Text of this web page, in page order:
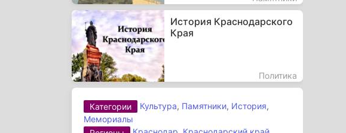
История Краснодарского
Края
Политика
Категории Культура, Памятники, История,
Мемориалы